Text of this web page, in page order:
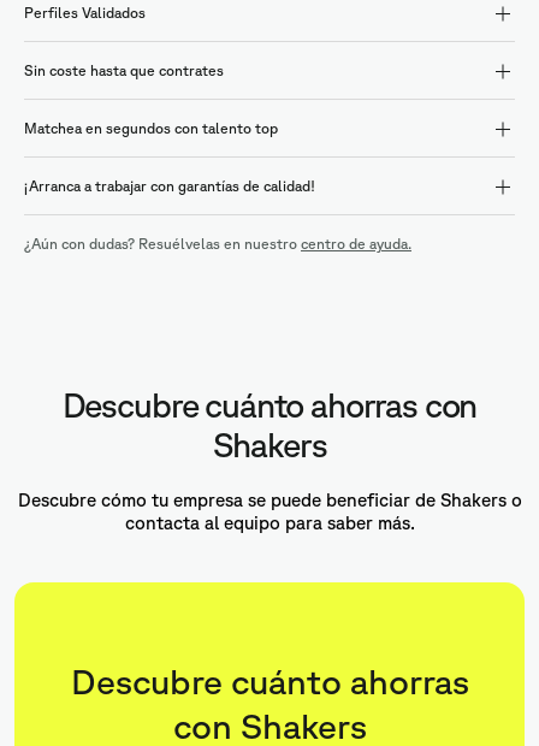
Perfiles Validados
Sin coste hasta que contrates
Matchea en segundos con talento top
¡Arranca a trabajar con garantías de calidad!
¿Aún con dudas? Resuélvelas en nuestro centro de ayuda.
Descubre cuánto ahorras con
Shakers
Descubre cómo tu empresa se puede beneficiar de Shakers o
contacta al equipo para saber más.
Descubre cuánto ahorras
con Shakers